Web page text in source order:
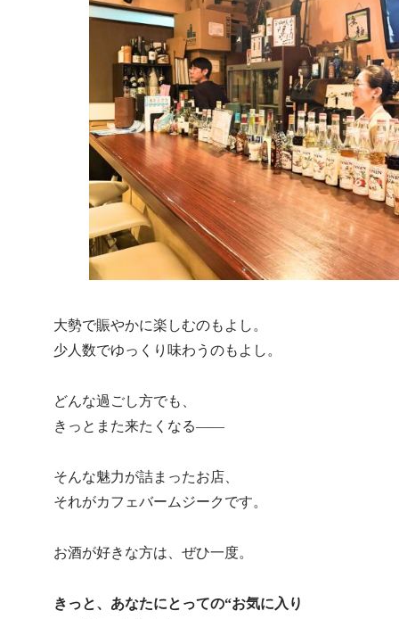
大勢で賑やかに楽しむのもよし。
少人数でゆっくり味わうのもよし。
どんな過ごし方でも、
きっとまた来たくなる――
そんな魅力が詰まったお店、
それがカフェバームジークです。
お酒が好きな方は、ぜひ一度。
きっと、あなたにとっての“お気に入り